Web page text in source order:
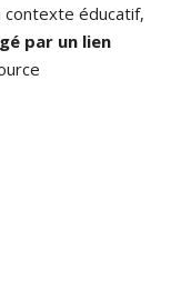
contexte éducatif,
par un lien